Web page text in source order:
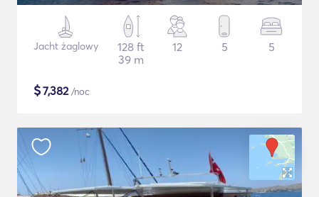
Jacht żaglowy
128 ft
39 m
12 5 5
$7,382/noc